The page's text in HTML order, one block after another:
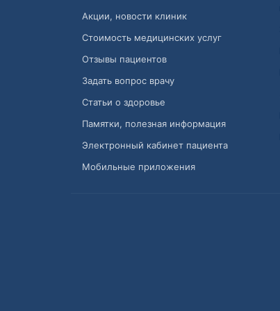
Акции, новости клиник
Стоимость медицинских услуг
Отзывы пациентов
Задать вопрос врачу
Статьи о здоровье
Памятки, полезная информация
Электронный кабинет пациента
Мобильные приложения